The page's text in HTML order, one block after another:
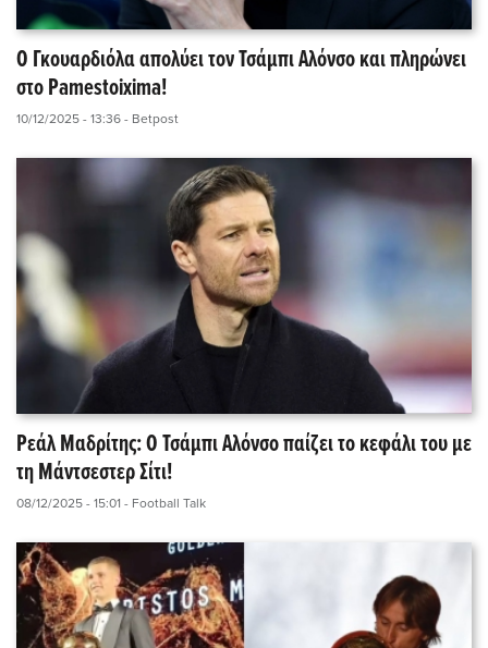
Ο Γκουαρδιόλα απολύει τον Τσάμπι Αλόνσο και πληρώνει
στο Pamestoixima!
10/12/2025 - 13:36 - Betpost
Ρεάλ Μαδρίτης: Ο Τσάμπι Αλόνσο παίζει το κεφάλι του με
τη Μάντσεστερ Σίτι!
08/12/2025 - 15:01 - Football Talk